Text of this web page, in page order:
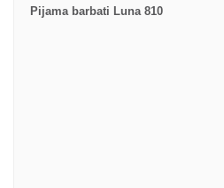
Pijama barbati Luna 810